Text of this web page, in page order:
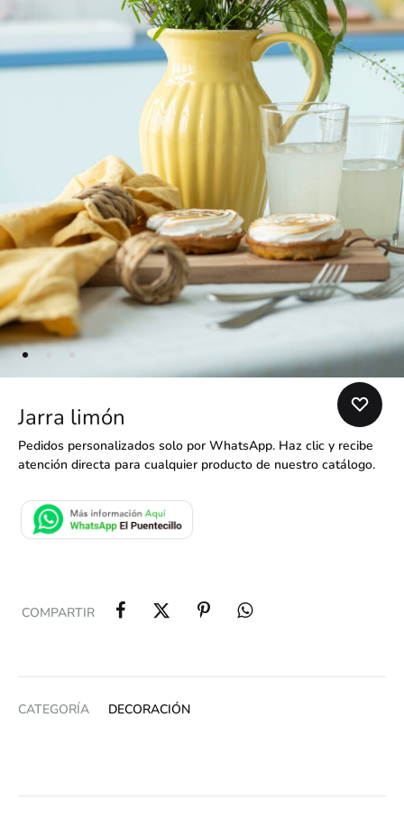
Jarra limón
Pedidos personalizados solo por WhatsApp. Haz clic y recibe
atención directa para cualquier producto de nuestro catálogo.
COMPARTIR
CATEGORÍA DECORACIÓN